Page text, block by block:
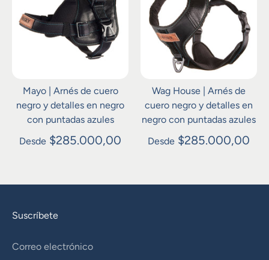
Mayo | Arnés de cuero
negro y detalles en negro
con puntadas azules
Desde $285.000,00
Wag House | Arnés de
cuero negro y detalles en
negro con puntadas azules
Desde $285.000,00
Suscríbete
Correo electrónico